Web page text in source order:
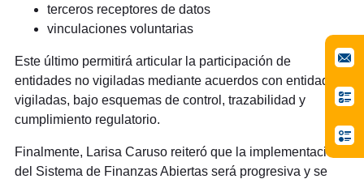
terceros receptores de datos
vinculaciones voluntarias
Este último permitirá articular la participación de
entidades no vigiladas mediante acuerdos con entidades
vigiladas, bajo esquemas de control, trazabilidad y
cumplimiento regulatorio.
Finalmente, Larisa Caruso reiteró que la implementación
del Sistema de Finanzas Abiertas será progresiva y se